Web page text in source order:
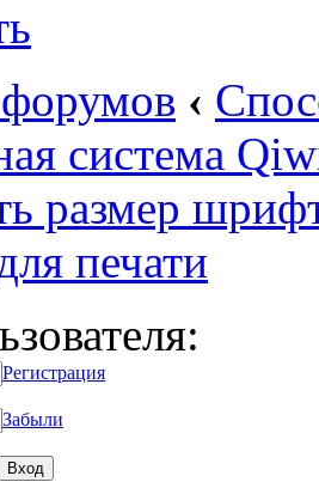
‹
система
размер
печати
Регистрация
Забыли